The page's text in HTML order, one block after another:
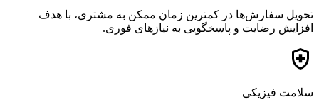
تحویل سفارش‌ها در کمترین زمان ممکن به مشتری، با هدف
افزایش رضایت و پاسخگویی به نیازهای فوری.
سلامت فیزیکی